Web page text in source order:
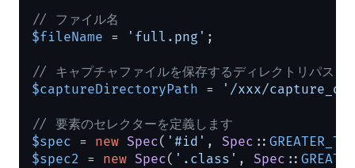
// ファイル名
$fileName = 'full.png' ;
// キャプチャファイルを保存するディレクトリパス
$captureDirectoryPath = '/xxx/
// 要素のセレクターを定義します
$spec = new Spec( '#id' , Spec ::
$spec2 = new Spec( '.class' , Spec ::